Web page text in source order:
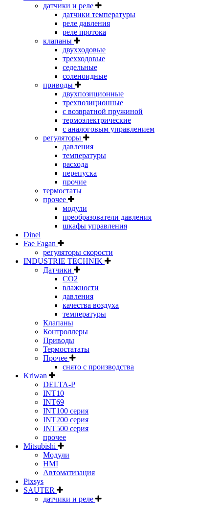
датчики и реле
датчики температуры
реле давления
реле протока
клапаны
двухходовые
трехходовые
седельные
соленоидные
приводы
двухпозиционные
трехпозиционные
с возвратной пружиной
термоэлектрические
с аналоговым управлением
регуляторы
давления
температуры
расхода
перепуска
прочие
термостаты
прочее
модули
преобразователи давления
шкафы управления
Dinel
Fae Fagan
регуляторы скорости
INDUSTRIE TECHNIK
Датчики
CO2
влажности
давления
качества воздуха
температуры
Клапаны
Контроллеры
Приводы
Термостататы
Прочее
снято с производства
Kriwan
DELTA-P
INT10
INT69
INT100 серия
INT200 серия
INT500 серия
прочее
Mitsubishi
Модули
HMI
Автоматизация
Pixsys
SAUTER
датчики и реле